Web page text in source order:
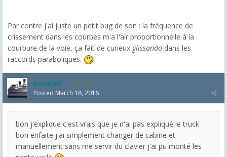
Par contre j'ai juste un petit bug de son : la fréquence de
crissement dans les courbes m'a l'air proportionnelle à la
courbure de la voie, ça fait de curieux glissando dans les
raccords paraboliques.
Gandalf 2,463
Posted March 18, 2016
bon j'explique c'est vrais que je n'ai pas expliqué le truck
bon enfaite j'ai simplement changer de cabine et
manuellement sans me servir du clavier j'ai pu monté les